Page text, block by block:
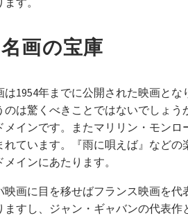
画の宝庫
1954年までに公開された映画と
は驚くべきことではないでしょ
インです。またマリリン・モン
ています。『雨に唄えば』など
インにあたります。
画に目を移せばフランス映画を
すし、ジャン・ギャバンの代表